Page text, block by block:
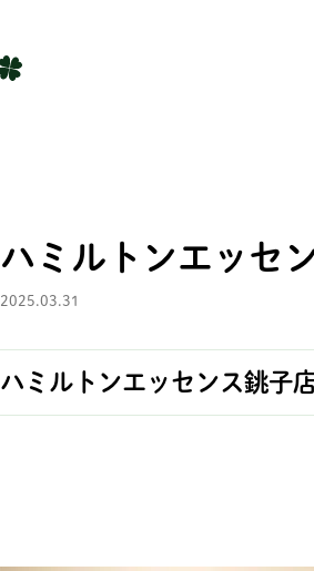
ハミルトンエッセ
2025.03.31
ハミルトンエッセンス銚子